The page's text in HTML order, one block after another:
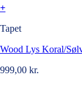
+
Tapet
Wood Lys Koral/
999,00 kr.